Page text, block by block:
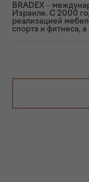
BRADEX –
Израиле. C 2000
реализацией
спорта и фитнеса,